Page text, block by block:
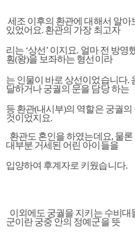
세조 이후의 환관에 대해서 알아
있었어요. 환관의 가장 최고자
리는 ‘상선’ 이지요. 얼마 전 방영
훤(왕)을 보좌하는 형선이라
는 인물이 바로 상선이었습니다.
달하거나 궁궐의 문을 담당 하는
등 환관(내시부)의 역할은 궁궐
것이었지요.
환관도 혼인을 하였는데요, 물
대부분 거세된 어린 아이들을
입양하여 후계자로 키웠습니다.
이외에도 궁궐을 지키는 수비대
군이란 궁중 안의 정예군을 뜻